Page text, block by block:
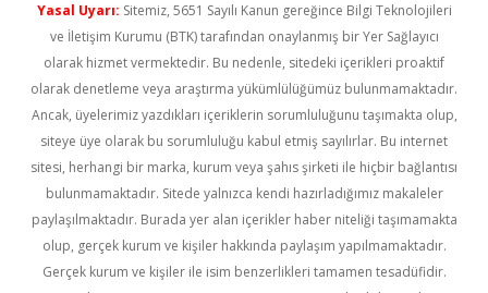
Yasal Uyarı: Sitemiz, 5651 Sayılı Kanun gereğince Bilgi Teknolojileri
ve İletişim Kurumu (BTK) tarafından onaylanmış bir Yer Sağlayıcı
olarak hizmet vermektedir. Bu nedenle, sitedeki içerikleri proaktif
olarak denetleme veya araştırma yükümlülüğümüz bulunmamaktadır.
Ancak, üyelerimiz yazdıkları içeriklerin sorumluluğunu taşımakta olup,
siteye üye olarak bu sorumluluğu kabul etmiş sayılırlar. Bu internet
sitesi, herhangi bir marka, kurum veya şahıs şirketi ile hiçbir bağlantısı
bulunmamaktadır. Sitede yalnızca kendi hazırladığımız makaleler
paylaşılmaktadır. Burada yer alan içerikler haber niteliği taşımamakta
olup, gerçek kurum ve kişiler hakkında paylaşım yapılmamaktadır.
Gerçek kurum ve kişiler ile isim benzerlikleri tamamen tesadüfidir.